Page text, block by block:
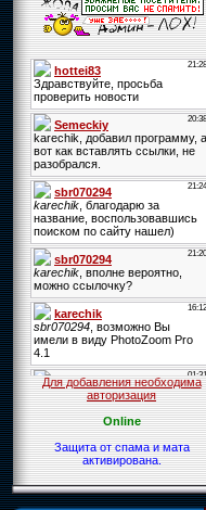
Для добавления необходима
авторизация
Online
Защита от спама и мата
активирована.